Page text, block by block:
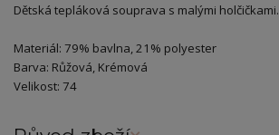
Dětská tepláková souprava s malými holčičkami.
Materiál: 79% bavlna, 21% polyester
Barva: Růžová, Krémová
Velikost: 74